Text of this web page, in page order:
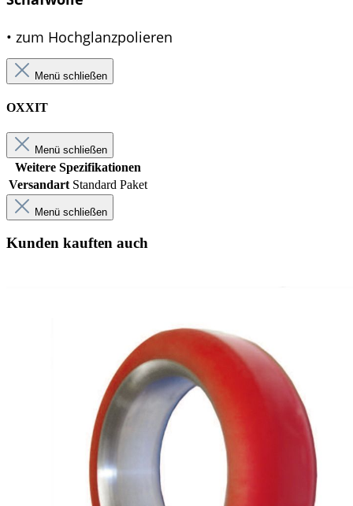
• zum Hochglanzpolieren
Menü schließen
OXXIT
Menü schließen
Weitere Spezifikationen
Versandart Standard Paket
Menü schließen
Kunden kauften auch